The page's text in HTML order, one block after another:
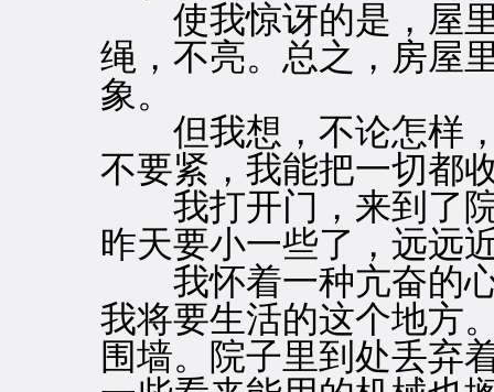
使我惊讶的是，屋里
绳，不亮。总之，房屋
象。
但我想，不论怎样，
不要紧，我能把一切都
我打开门，来到了院
昨天要小一些了，远远
我怀着一种亢奋的心
我将要生活的这个地方
围墙。院子里到处丢弃